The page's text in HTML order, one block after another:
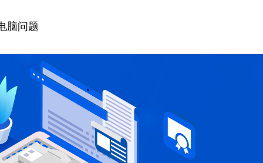
脑问题